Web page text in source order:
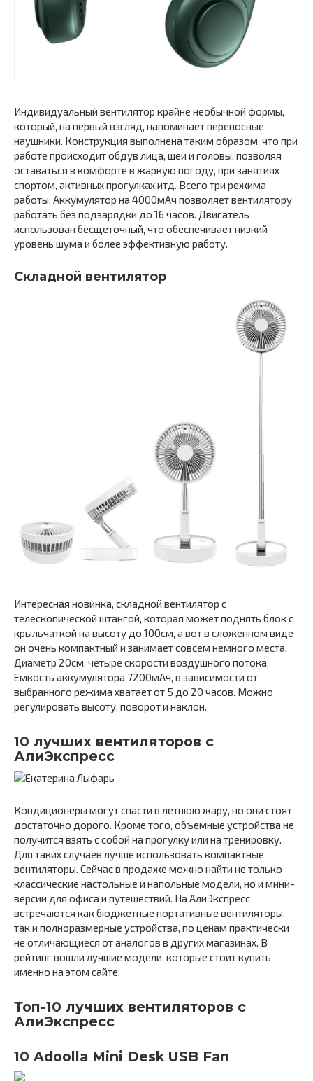
Индивидуальный вентилятор крайне необычной формы,
который, на первый взгляд, напоминает переносные
наушники. Конструкция выполнена таким образом, что при
работе происходит обдув лица, шеи и головы, позволяя
оставаться в комфорте в жаркую погоду, при занятиях
спортом, активных прогулках итд. Всего три режима
работы. Аккумулятор на 4000мАч позволяет вентилятору
работать без подзарядки до 16 часов. Двигатель
использован бесщеточный, что обеспечивает низкий
уровень шума и более эффективную работу.
Складной вентилятор
Интересная новинка, складной вентилятор с
телескопической штангой, которая может поднять блок с
крыльчаткой на высоту до 100см, а вот в сложенном виде
он очень компактный и занимает совсем немного места.
Диаметр 20см, четыре скорости воздушного потока.
Емкость аккумулятора 7200мАч, в зависимости от
выбранного режима хватает от 5 до 20 часов. Можно
регулировать высоту, поворот и наклон.
10 лучших вентиляторов с
АлиЭкспресс
Кондиционеры могут спасти в летнюю жару, но они стоят
достаточно дорого. Кроме того, объемные устройства не
получится взять с собой на прогулку или на тренировку.
Для таких случаев лучше использовать компактные
вентиляторы. Сейчас в продаже можно найти не только
классические настольные и напольные модели, но и мини-
версии для офиса и путешествий. На АлиЭкспресс
встречаются как бюджетные портативные вентиляторы,
так и полноразмерные устройства, по ценам практически
не отличающиеся от аналогов в других магазинах. В
рейтинг вошли лучшие модели, которые стоит купить
именно на этом сайте.
Топ-10 лучших вентиляторов с
АлиЭкспресс
10 Adoolla Mini Desk USB Fan